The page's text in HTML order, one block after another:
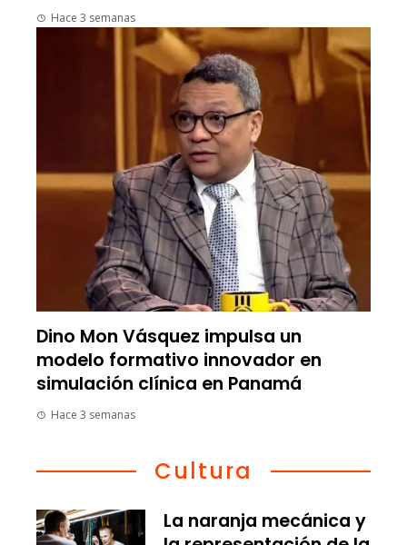
Hace 3 semanas
Dino Mon Vásquez impulsa un
modelo formativo innovador en
simulación clínica en Panamá
Hace 3 semanas
Cultura
La naranja mecánica y